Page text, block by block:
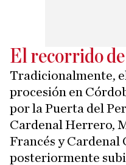
El recorrido
Tradicionalmente,
procesión en
por la Puerta del
Cardenal Herrero,
Francés y Cardenal
posteriormente